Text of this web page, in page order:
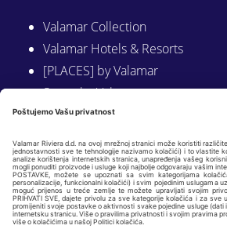
Valamar Collection
Valamar Hotels & Resorts
[PLACES] by Valamar
Sunny by Valamar
Valamar Camping
Istraži na Valamar.com
Slijedite nas na: